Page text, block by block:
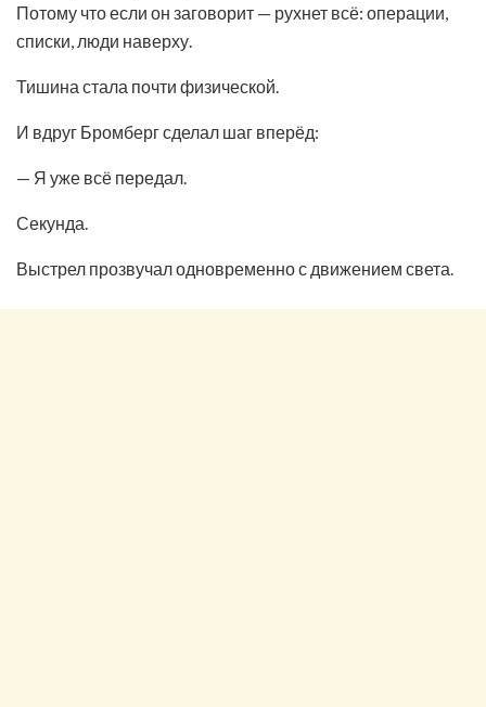
Потому что если он заговорит — рухнет всё: операции,
списки, люди наверху.
Тишина стала почти физической.
И вдруг Бромберг сделал шаг вперёд:
— Я уже всё передал.
Секунда.
Выстрел прозвучал одновременно с движением света.